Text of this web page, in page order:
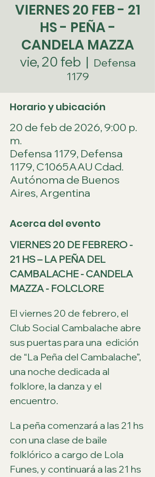
VIERNES 20 FEB - 21
HS - PEÑA -
CANDELA MAZZA
vie, 20 feb
  |
Defensa
1179
Horario y ubicación
20 de feb de 2026, 9:00 p.
m.
Defensa 1179, Defensa
1179, C1065AAU Cdad.
Autónoma de Buenos
Aires, Argentina
Acerca del evento
VIERNES 20 DE FEBRERO -
21 HS – LA PEÑA DEL
CAMBALACHE - CANDELA
MAZZA - FOLCLORE
El viernes 20 de febrero, el
Club Social Cambalache abre
sus puertas para una  edición
de “La Peña del Cambalache”,
una noche dedicada al
folklore, la danza y el
encuentro.
La peña comenzará a las 21 hs
con una clase de baile
folklórico a cargo de Lola
Funes, y continuará a las 21 hs